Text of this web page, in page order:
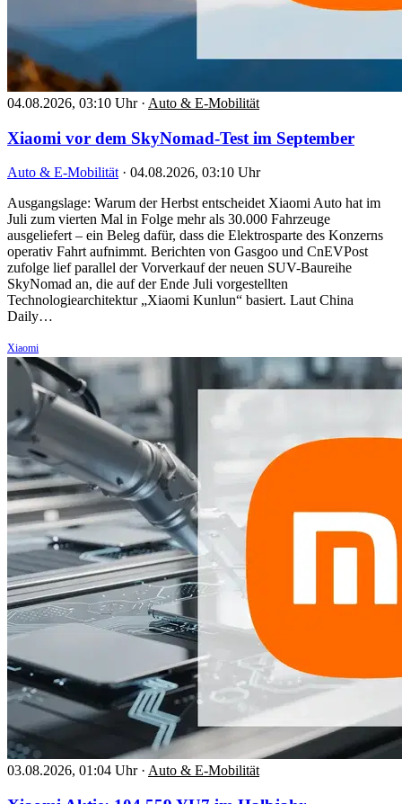
04.08.2026, 03:10 Uhr · Auto & E-Mobilität
Xiaomi vor dem SkyNomad-Test im September
Auto & E-Mobilität · 04.08.2026, 03:10 Uhr
Ausgangslage: Warum der Herbst entscheidet Xiaomi Auto hat im
Juli zum vierten Mal in Folge mehr als 30.000 Fahrzeuge
ausgeliefert – ein Beleg dafür, dass die Elektrosparte des Konzerns
operativ Fahrt aufnimmt. Berichten von Gasgoo und CnEVPost
zufolge lief parallel der Vorverkauf der neuen SUV-Baureihe
SkyNomad an, die auf der Ende Juli vorgestellten
Technologiearchitektur „Xiaomi Kunlun“ basiert. Laut China
Daily…
Xiaomi
03.08.2026, 01:04 Uhr · Auto & E-Mobilität